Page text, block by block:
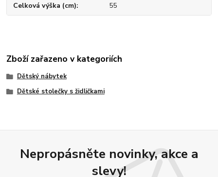
Celková výška (cm) 55
Zboží zařazeno v kategoriích
Dětský nábytek
Dětské stolečky s židličkami
Nepropásněte novinky, akce a
slevy!